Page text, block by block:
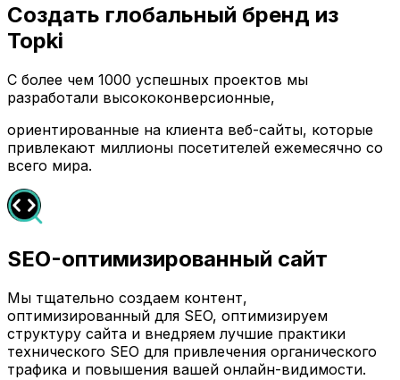
Создать глобальный бренд из
Topki
С более чем 1000 успешных проектов мы
разработали высококонверсионные,
ориентированные на клиента веб-сайты, которые
привлекают миллионы посетителей ежемесячно со
всего мира.
SEO-оптимизированный сайт
Мы тщательно создаем контент,
оптимизированный для SEO, оптимизируем
структуру сайта и внедряем лучшие практики
технического SEO для привлечения органического
трафика и повышения вашей онлайн-видимости.